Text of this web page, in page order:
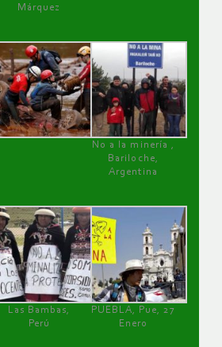
Márquez
No a la minería ,
Bariloche,
Argentina
Las Bambas,
Perú
PUEBLA, Pue, 27
Enero